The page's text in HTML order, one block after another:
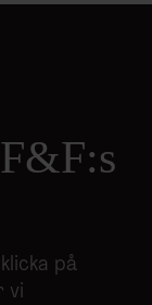
på
vi